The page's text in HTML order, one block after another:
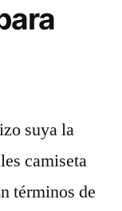
suya la
camiseta
términos de